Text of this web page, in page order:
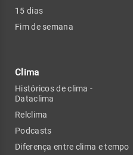
15 dias
Fim de semana
Clima
Históricos de clima -
Dataclima
Relclima
Podcasts
Diferença entre clima e tempo